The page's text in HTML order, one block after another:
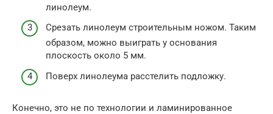
линолеум.
Срезать линолеум строительным ножом. Таким
образом, можно выиграть у основания
плоскость около 5 мм.
Поверх линолеума расстелить подложку.
Конечно, это не по технологии и ламинированное